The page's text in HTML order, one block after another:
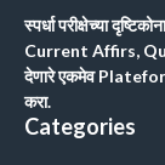
स्पर्धा परीक्षेच्या
Current Affirs,
देणारे एकमेव
करा.
Categories